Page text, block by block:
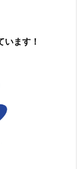
ます！